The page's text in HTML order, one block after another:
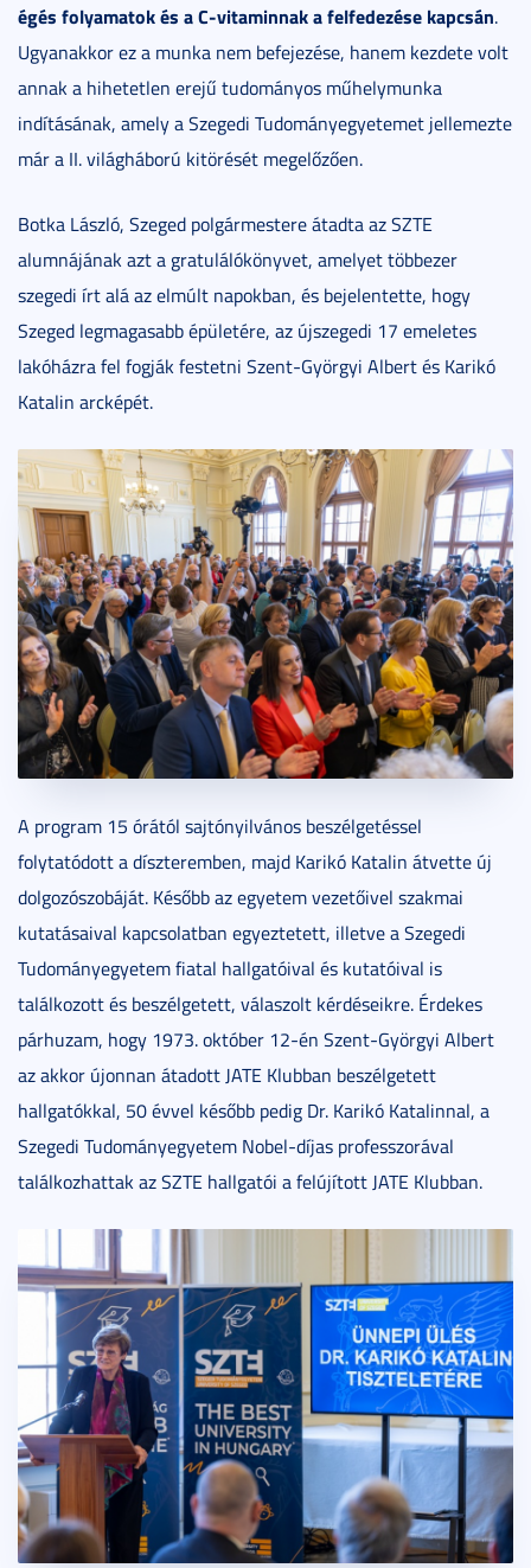
égés folyamatok és a C-vitaminnak a felfedezése kapcsán.
Ugyanakkor ez a munka nem befejezése, hanem kezdete volt
annak a hihetetlen erejű tudományos műhelymunka
indításának, amely a Szegedi Tudományegyetemet jellemezte
már a II. világháború kitörését megelőzően.
Botka László, Szeged polgármestere átadta az SZTE
alumnájának azt a gratulálókönyvet, amelyet többezer
szegedi írt alá az elmúlt napokban, és bejelentette, hogy
Szeged legmagasabb épületére, az újszegedi 17 emeletes
lakóházra fel fogják festetni Szent-Györgyi Albert és Karikó
Katalin arcképét.
A program 15 órától sajtónyilvános beszélgetéssel
folytatódott a díszteremben, majd Karikó Katalin átvette új
dolgozószobáját. Később az egyetem vezetőivel szakmai
kutatásaival kapcsolatban egyeztetett, illetve a Szegedi
Tudományegyetem fiatal hallgatóival és kutatóival is
találkozott és beszélgetett, válaszolt kérdéseikre. Érdekes
párhuzam, hogy 1973. október 12-én Szent-Györgyi Albert
az akkor újonnan átadott JATE Klubban beszélgetett
hallgatókkal, 50 évvel később pedig Dr. Karikó Katalinnal, a
Szegedi Tudományegyetem Nobel-díjas professzorával
találkozhattak az SZTE hallgatói a felújított JATE Klubban.